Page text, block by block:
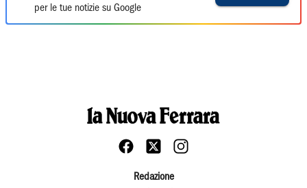
per le tue notizie su Google
Redazione